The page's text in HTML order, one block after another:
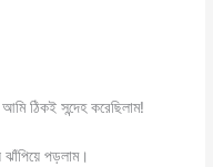
ঠিকই সন্দেহ করেছিলাম!
পড়লাম।